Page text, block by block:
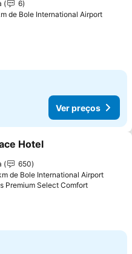
6
de Bole International Airport
Ver preços
aos favoritos
Hotel
650
de Bole International Airport
Premium Select ComfortVer